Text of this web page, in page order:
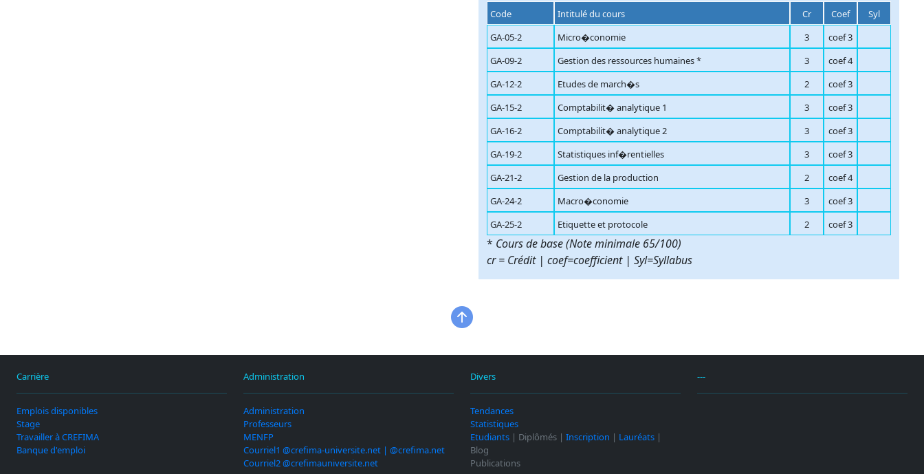
Code Intitulé du cours Cr Coef
Syl
GA-05-2
Micro�conomie 3
coef 3
GA-09-2
Gestion des ressources humaines * 3
coef 4
GA-12-2
Etudes de march�s 2
coef 3
GA-15-2
Comptabilit� analytique 1 3
coef 3
GA-16-2
Comptabilit� analytique 2 3
coef 3
GA-19-2
Statistiques inf�rentielles 3
coef 3
GA-21-2
Gestion de la production 2
coef 4
GA-24-2
Macro�conomie 3
coef 3
GA-25-2
Etiquette et protocole 2 coef 3
* Cours de base (Note minimale 65/100)
cr = Crédit | coef=coefficient | Syl=Syllabus
Carrière
Emplois disponibles
Stage
Travailler à CREFIMA
Banque d'emploi
Administration
Administration
Professeurs
MENFP
Courriel1 @crefima-universite.net | @crefima.net
Courriel2 @crefimauniversite.net
Divers
Tendances
Statistiques
Etudiants | Diplômés | Inscription | Lauréats |
Blog
Publications
---